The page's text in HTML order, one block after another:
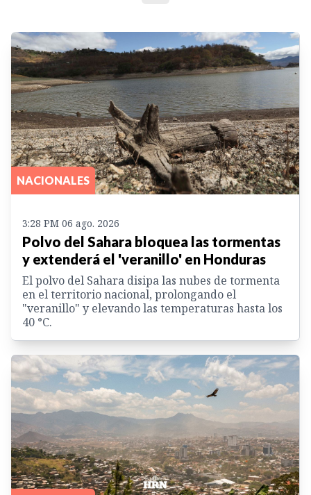
NACIONALES
3:28 PM 06 ago. 2026
Polvo del Sahara bloquea las tormentas
y extenderá el 'veranillo' en Honduras
El polvo del Sahara disipa las nubes de tormenta
en el territorio nacional, prolongando el
"veranillo" y elevando las temperaturas hasta los
40 °C.